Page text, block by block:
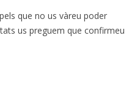
que no us vàreu poder
us preguem que confirmeu